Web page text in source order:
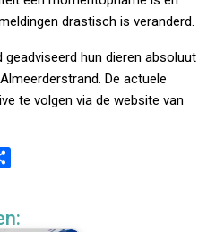
drastisch is veranderd.
hun dieren absoluut
De actuele
te volgen via de website van
e